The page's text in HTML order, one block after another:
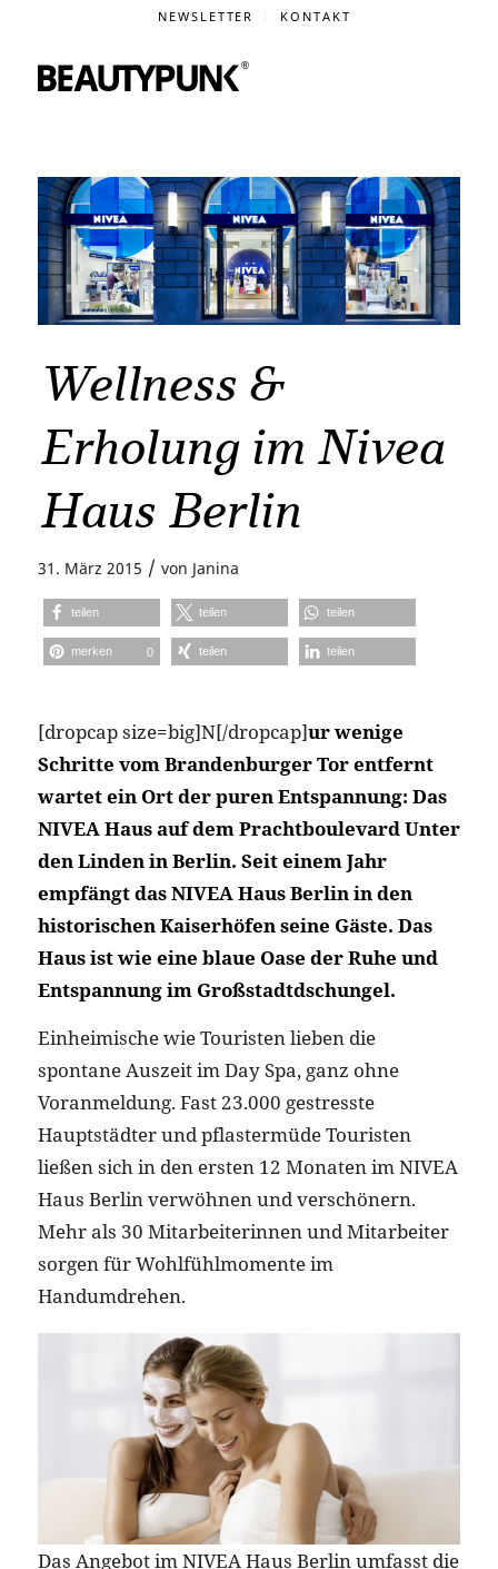
NEWSLETTER KONTAKT
Wellness &
Erholung im Nivea
Haus Berlin
31. März 2015 / von Janina
teilen teilen teilen
merken 0 teilen teilen
[dropcap size=big]N[/dropcap]ur wenige
Schritte vom Brandenburger Tor entfernt
wartet ein Ort der puren Entspannung: Das
NIVEA Haus auf dem Prachtboulevard Unter
den Linden in Berlin. Seit einem Jahr
empfängt das NIVEA Haus Berlin in den
historischen Kaiserhöfen seine Gäste. Das
Haus ist wie eine blaue Oase der Ruhe und
Entspannung im Großstadtdschungel.
Einheimische wie Touristen lieben die
spontane Auszeit im Day Spa, ganz ohne
Voranmeldung. Fast 23.000 gestresste
Hauptstädter und pflastermüde Touristen
ließen sich in den ersten 12 Monaten im NIVEA
Haus Berlin verwöhnen und verschönern.
Mehr als 30 Mitarbeiterinnen und Mitarbeiter
sorgen für Wohlfühlmomente im
Handumdrehen.
Das Angebot im NIVEA Haus Berlin umfasst die